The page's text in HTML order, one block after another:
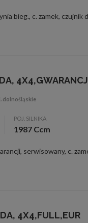
4X4,GWARANCJ
dolnośląskie
POJ. SILNIKA
1987 Ccm
4X4,FULL,EUR